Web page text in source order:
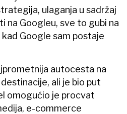
ulaganja u sadržaj
na Googleu, sve to gubi na
Google sam postaje
autocesta na
ali je bio put
omogućio je procvat
e-commerce